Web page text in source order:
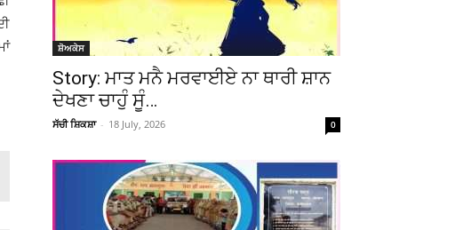
ਸ਼ੋਅਕੇਸ
Story: ਮਾਤ ਮਨੈ ਮਰਵਾਈਏ ਨਾ ਥਾਰੀ ਸ਼ਾਨ
ਦੇਖਣਾ ਚਾਹੁੰ ਸੂੰ…
ਸੱਚੀ ਸ਼ਿਕਸ਼ਾ - 18 July, 2026 0